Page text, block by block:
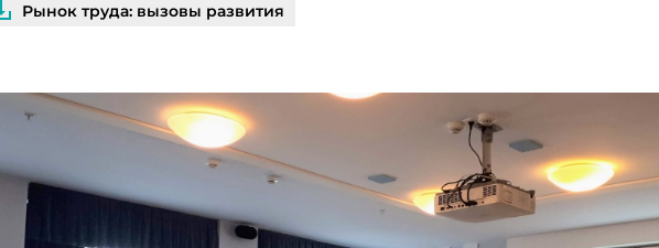
Рынок труда: вызовы развития